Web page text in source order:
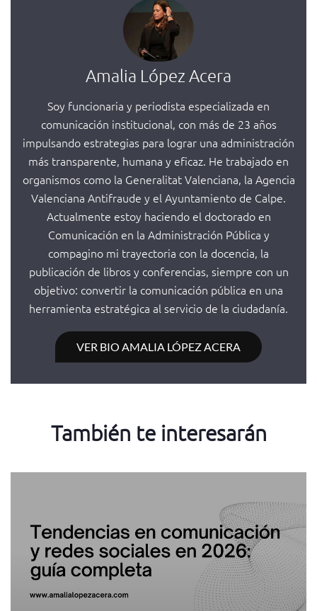
Amalia López Acera
Soy funcionaria y periodista especializada en
comunicación institucional, con más de 23 años
impulsando estrategias para lograr una administración
más transparente, humana y eficaz. He trabajado en
organismos como la Generalitat Valenciana, la Agencia
Valenciana Antifraude y el Ayuntamiento de Calpe.
Actualmente estoy haciendo el doctorado en
Comunicación en la Administración Pública y
compagino mi trayectoria con la docencia, la
publicación de libros y conferencias, siempre con un
objetivo: convertir la comunicación pública en una
herramienta estratégica al servicio de la ciudadanía.
VER BIO AMALIA LÓPEZ ACERA
También te interesarán